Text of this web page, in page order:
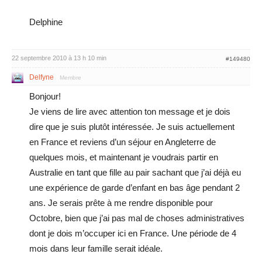
Delphine
22 septembre 2010 à 13 h 10 min #149480
Delfyne Membre
Bonjour!
Je viens de lire avec attention ton message et je dois
dire que je suis plutôt intéressée. Je suis actuellement
en France et reviens d’un séjour en Angleterre de
quelques mois, et maintenant je voudrais partir en
Australie en tant que fille au pair sachant que j’ai déjà eu
une expérience de garde d’enfant en bas âge pendant 2
ans. Je serais prête à me rendre disponible pour
Octobre, bien que j’ai pas mal de choses administratives
dont je dois m’occuper ici en France. Une période de 4
mois dans leur famille serait idéale.